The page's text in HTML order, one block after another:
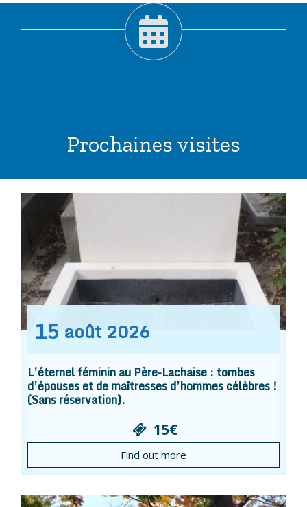
Prochaines visites
15 août 2026
L’éternel féminin au Père-Lachaise : tombes
d’épouses et de maîtresses d’hommes célèbres !
(Sans réservation).
15€
Find out more